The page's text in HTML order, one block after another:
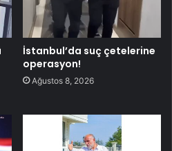
İstanbul’da suç çetelerine
operasyon!
Ağustos 8, 2026